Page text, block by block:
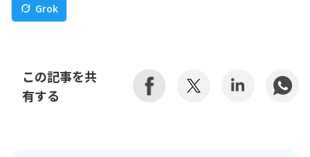
Grok
この記事を共
有する